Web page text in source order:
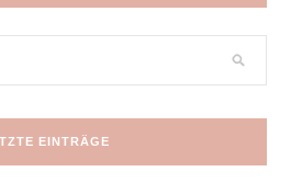
EINTRÄGE